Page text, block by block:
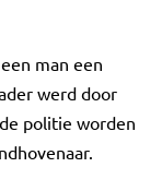
man een
werd door
politie worden